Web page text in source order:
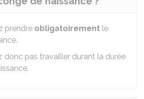
prendre obligatoirement le
donc pas travailler durant la durée